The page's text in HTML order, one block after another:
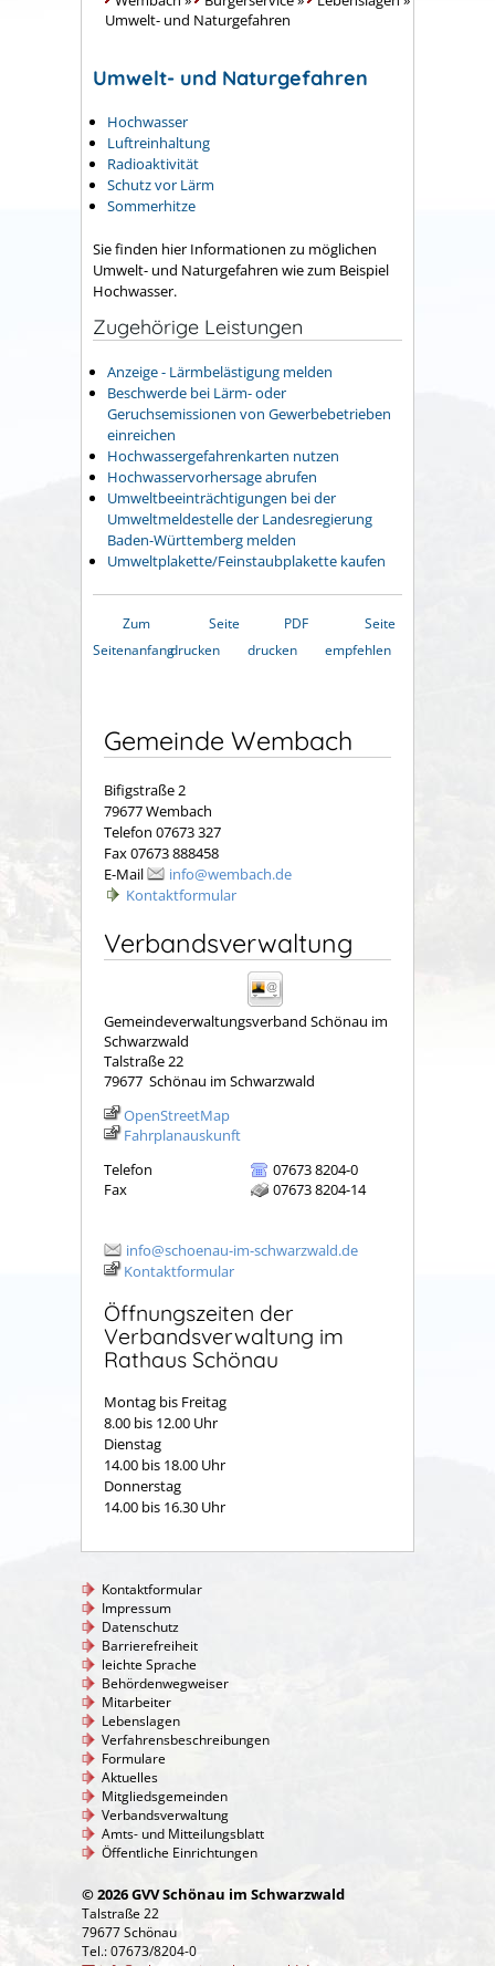
Umwelt- und Naturgefahren
Umwelt- und Naturgefahren
Hochwasser
Luftreinhaltung
Radioaktivität
Schutz vor Lärm
Sommerhitze
Sie finden hier Informationen zu möglichen
Umwelt- und Naturgefahren wie zum Beispiel
Hochwasser.
Zugehörige Leistungen
Anzeige - Lärmbelästigung melden
Beschwerde bei Lärm- oder
Geruchsemissionen von Gewerbebetrieben
einreichen
Hochwassergefahrenkarten nutzen
Hochwasservorhersage abrufen
Umweltbeeinträchtigungen bei der
Umweltmeldestelle der Landesregierung
Baden-Württemberg melden
Umweltplakette/Feinstaubplakette kaufen
Zum
Seitenanfang
Seite
drucken
PDF
drucken
Seite
empfehlen
Gemeinde Wembach
Bifigstraße 2
79677 Wembach
Telefon 07673 327
Fax 07673 888458
E-Mail
info@wembach.de
Kontaktformular
Verbandsverwaltung
Gemeindeverwaltungsverband Schönau im
Schwarzwald
Talstraße 22
79677 Schönau im Schwarzwald
OpenStreetMap
Fahrplanauskunft
Telefon
07673 8204-0
Fax
07673 8204-14
info@schoenau-im-schwarzwald.de
Kontaktformular
Öffnungszeiten der
Verbandsverwaltung im
Rathaus Schönau
Montag bis Freitag
8.00 bis 12.00 Uhr
Dienstag
14.00 bis 18.00 Uhr
Donnerstag
14.00 bis 16.30 Uhr
Kontaktformular
Impressum
Datenschutz
Barrierefreiheit
leichte Sprache
Behördenwegweiser
Mitarbeiter
Lebenslagen
Verfahrensbeschreibungen
Formulare
Aktuelles
Mitgliedsgemeinden
Verbandsverwaltung
Amts- und Mitteilungsblatt
Öffentliche Einrichtungen
© 2026 GVV Schönau im Schwarzwald
Talstraße 22
79677 Schönau
Tel.: 07673/8204-0